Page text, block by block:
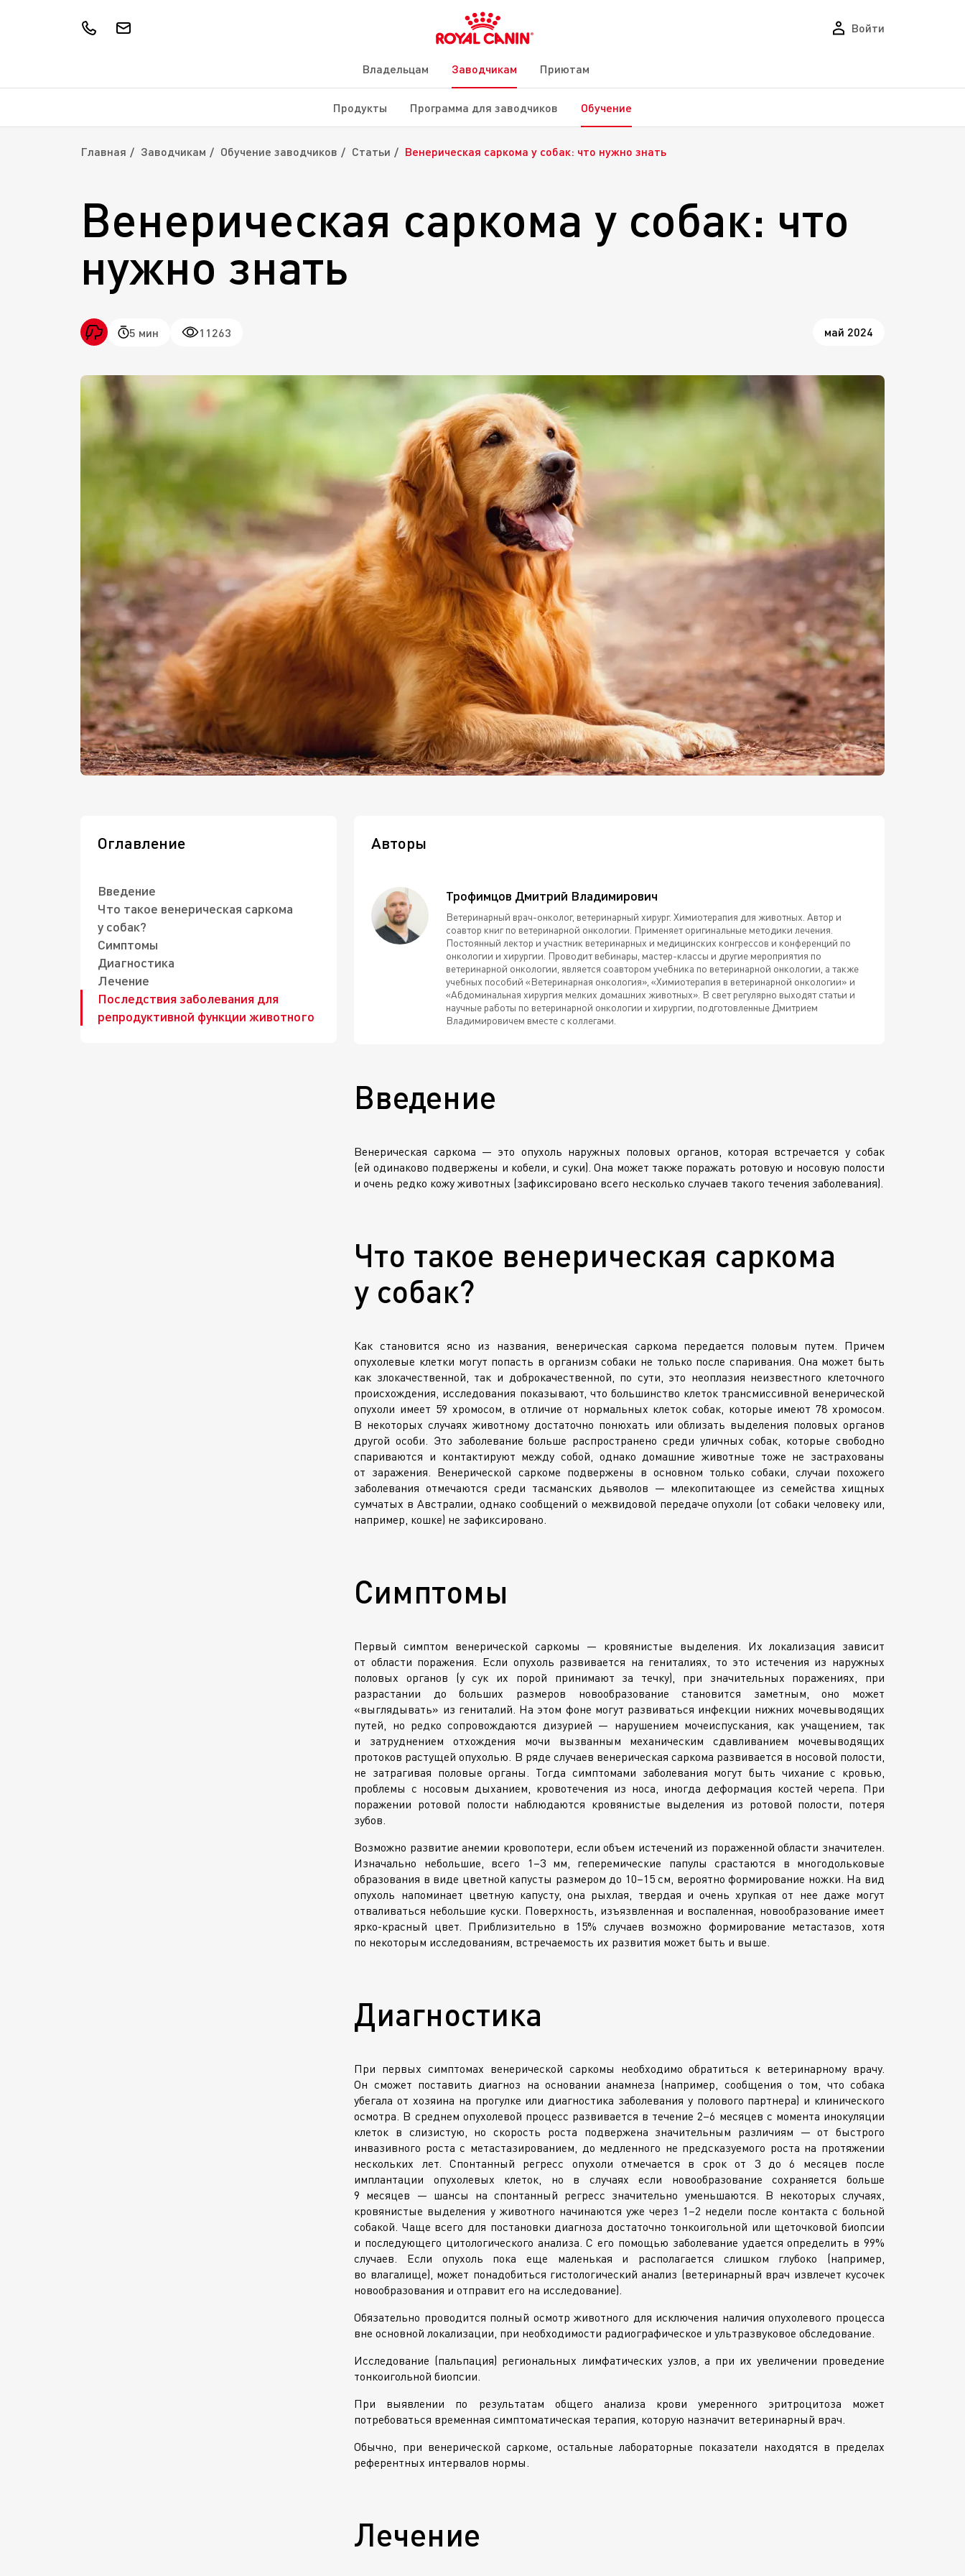
Войти
Владельцам Заводчикам Приютам
Продукты Программа для заводчиков Обучение
Главная Заводчикам Обучение заводчиков Статьи Венерическая саркома у собак: что нужно знать
Венерическая саркома у собак: что
нужно знать
5 мин 11263 май 2024
Оглавление
Введение
Что такое венерическая саркома
у собак?
Симптомы
Диагностика
Лечение
Последствия заболевания для
репродуктивной функции животного
Авторы
Трофимцов Дмитрий Владимирович
Ветеринарный врач-онколог, ветеринарный хирург. Химиотерапия для животных. Автор и
соавтор книг по ветеринарной онкологии. Применяет оригинальные методики лечения.
Постоянный лектор и участник ветеринарных и медицинских конгрессов и конференций по
онкологии и хирургии. Проводит вебинары, мастер-классы и другие мероприятия по
ветеринарной онкологии, является соавтором учебника по ветеринарной онкологии, а также
учебных пособий «Ветеринарная онкология», «Химиотерапия в ветеринарной онкологии» и
«Абдоминальная хирургия мелких домашних животных». В свет регулярно выходят статьи и
научные работы по ветеринарной онкологии и хирургии, подготовленные Дмитрием
Владимировичем вместе с коллегами.
Введение
Венерическая саркома — это опухоль наружных половых органов, которая встречается у собак
(ей одинаково подвержены и кобели, и суки). Она может также поражать ротовую и носовую полости
и очень редко кожу животных (зафиксировано всего несколько случаев такого течения заболевания).
Что такое венерическая саркома
у собак?
Как становится ясно из названия, венерическая саркома передается половым путем. Причем
опухолевые клетки могут попасть в организм собаки не только после спаривания. Она может быть
как злокачественной, так и доброкачественной, по сути, это неоплазия неизвестного клеточного
происхождения, исследования показывают, что большинство клеток трансмиссивной венерической
опухоли имеет 59 хромосом, в отличие от нормальных клеток собак, которые имеют 78 хромосом.
В некоторых случаях животному достаточно понюхать или облизать выделения половых органов
другой особи. Это заболевание больше распространено среди уличных собак, которые свободно
спариваются и контактируют между собой, однако домашние животные тоже не застрахованы
от заражения. Венерической саркоме подвержены в основном только собаки, случаи похожего
заболевания отмечаются среди тасманских дьяволов — млекопитающее из семейства хищных
сумчатых в Австралии, однако сообщений о межвидовой передаче опухоли (от собаки человеку или,
например, кошке) не зафиксировано.
Симптомы
Первый симптом венерической саркомы — кровянистые выделения. Их локализация зависит
от области поражения. Если опухоль развивается на гениталиях, то это истечения из наружных
половых органов (у сук их порой принимают за течку), при значительных поражениях, при
разрастании до больших размеров новообразование становится заметным, оно может
«выглядывать» из гениталий. На этом фоне могут развиваться инфекции нижних мочевыводящих
путей, но редко сопровождаются дизурией — нарушением мочеиспускания, как учащением, так
и затруднением отхождения мочи вызванным механическим сдавливанием мочевыводящих
протоков растущей опухолью. В ряде случаев венерическая саркома развивается в носовой полости,
не затрагивая половые органы. Тогда симптомами заболевания могут быть чихание с кровью,
проблемы с носовым дыханием, кровотечения из носа, иногда деформация костей черепа. При
поражении ротовой полости наблюдаются кровянистые выделения из ротовой полости, потеря
зубов.
Возможно развитие анемии кровопотери, если объем истечений из пораженной области значителен.
Изначально небольшие, всего 1–3 мм, геперемические папулы срастаются в многодольковые
образования в виде цветной капусты размером до 10–15 см, вероятно формирование ножки. На вид
опухоль напоминает цветную капусту, она рыхлая, твердая и очень хрупкая от нее даже могут
отваливаться небольшие куски. Поверхность, изъязвленная и воспаленная, новообразование имеет
ярко-красный цвет. Приблизительно в 15% случаев возможно формирование метастазов, хотя
по некоторым исследованиям, встречаемость их развития может быть и выше.
Диагностика
При первых симптомах венерической саркомы необходимо обратиться к ветеринарному врачу.
Он сможет поставить диагноз на основании анамнеза (например, сообщения о том, что собака
убегала от хозяина на прогулке или диагностика заболевания у полового партнера) и клинического
осмотра. В среднем опухолевой процесс развивается в течение 2–6 месяцев с момента инокуляции
клеток в слизистую, но скорость роста подвержена значительным различиям — от быстрого
инвазивного роста с метастазированием, до медленного не предсказуемого роста на протяжении
нескольких лет. Спонтанный регресс опухоли отмечается в срок от 3 до 6 месяцев после
имплантации опухолевых клеток, но в случаях если новообразование сохраняется больше
9 месяцев — шансы на спонтанный регресс значительно уменьшаются. В некоторых случаях,
кровянистые выделения у животного начинаются уже через 1–2 недели после контакта с больной
собакой. Чаще всего для постановки диагноза достаточно тонкоигольной или щеточковой биопсии
и последующего цитологического анализа. С его помощью заболевание удается определить в 99%
случаев. Если опухоль пока еще маленькая и располагается слишком глубоко (например,
во влагалище), может понадобиться гистологический анализ (ветеринарный врач извлечет кусочек
новообразования и отправит его на исследование).
Обязательно проводится полный осмотр животного для исключения наличия опухолевого процесса
вне основной локализации, при необходимости радиографическое и ультразвуковое обследование.
Исследование (пальпация) региональных лимфатических узлов, а при их увеличении проведение
тонкоигольной биопсии.
При выявлении по результатам общего анализа крови умеренного эритроцитоза может
потребоваться временная симптоматическая терапия, которую назначит ветеринарный врач.
Обычно, при венерической саркоме, остальные лабораторные показатели находятся в пределах
референтных интервалов нормы.
Лечение